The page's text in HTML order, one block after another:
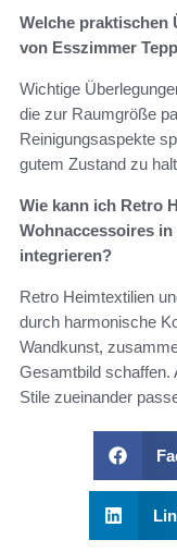
Welche praktischen
von Esszimmer
Wichtige
die zur Raumgröße
Reinigungsaspekte
gutem Zustand zu
Wie kann ich Retro
Wohnaccessoires
integrieren?
Retro Heimtextilien
durch harmonische
Wandkunst,
Gesamtbild schaffen.
Stile zueinander